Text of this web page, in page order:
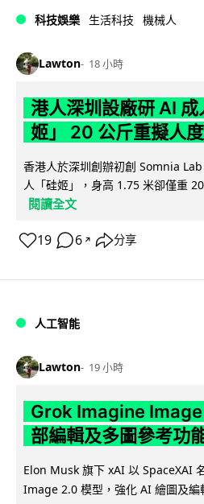
科技娛樂 生活科技 機械人
Lawton 18 小時
港人深圳設廠研 AI
姬」 20 公斤重擬人
香港人於深圳創辦初創 Somnia
人「硅姬」，身高 1.75 米卻僅重
閱讀全文
19 6 ↗ 分享
人工智能
Lawton 19 小時
Grok Imagine
部編輯及多圖參考功
Elon Musk 旗下 xAI 以 SpaceXAI
Image 2.0 模型，強化 AI 繪圖及編